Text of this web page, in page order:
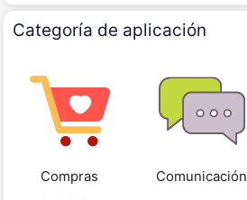
Categoría de aplicación
Compras Comunicación